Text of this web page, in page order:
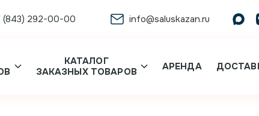
(843) 292-00-00 info@saluskazan.ru
КАТАЛОГ
ЗАКАЗНЫХ ТОВАРОВ
АРЕНДА